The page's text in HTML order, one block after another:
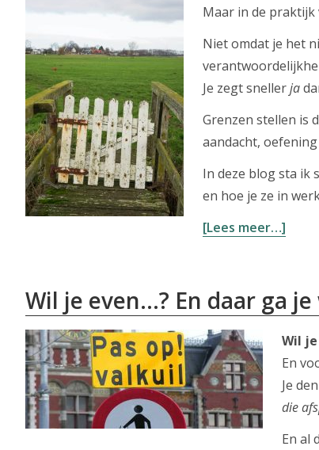
dat?
Maar in de praktijk
Niet omdat je het
Je zegt snellerja
Grenzen stellen is
aandacht,
In deze blog sta ik
en hoe je ze in
[Lees meer…]
en
Wil je even…? En daar ga
Wil
En
Je
die
En al